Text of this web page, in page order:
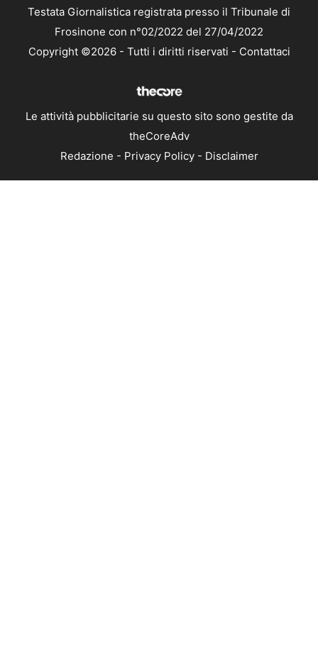
Testata Giornalistica registrata presso il Tribunale di
Frosinone con n°02/2022 del 27/04/2022
Copyright ©2026 - Tutti i diritti riservati - Contattaci
Le attività pubblicitarie su questo sito sono gestite da
theCoreAdv
Redazione - Privacy Policy- Disclaimer